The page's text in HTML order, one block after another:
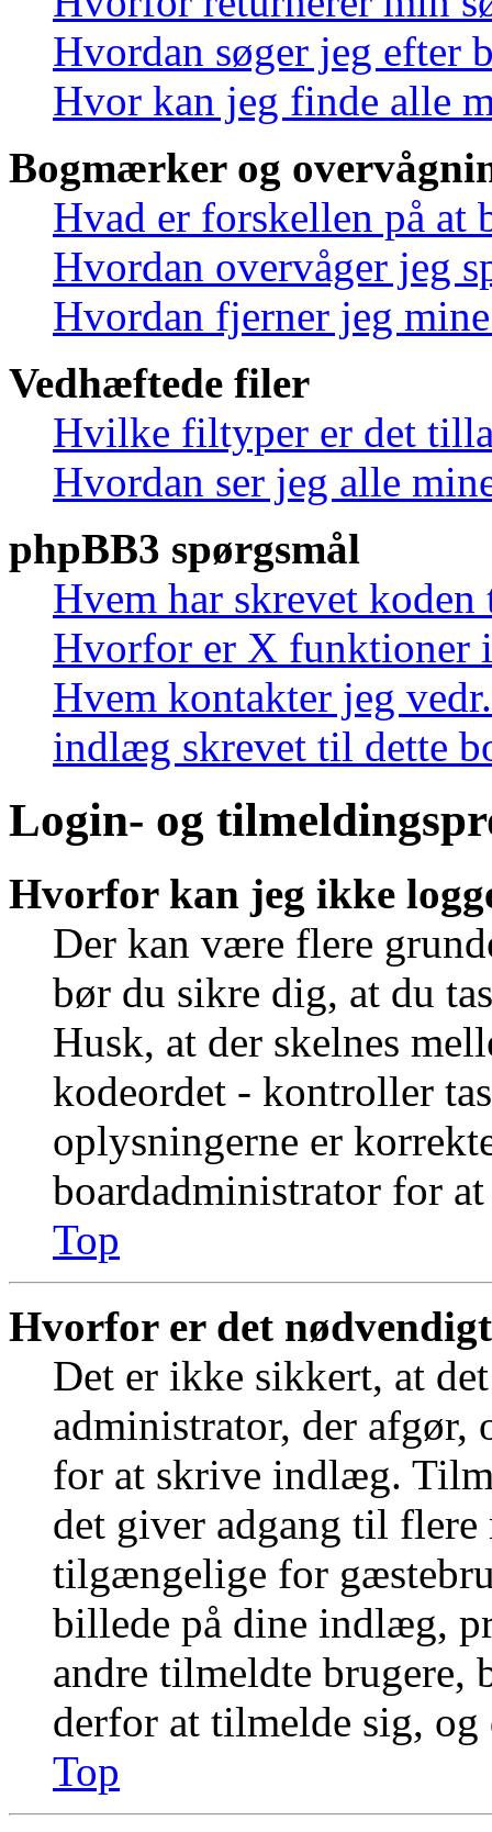
Hvordan søger jeg efter
Hvor kan jeg finde alle
Bogmærker og
Hvad er forskellen på at
Hvordan overvåger jeg
Hvordan fjerner jeg
Vedhæftede filer
Hvilke filtyper er det
Hvordan ser jeg alle
phpBB3 spørgsmål
Hvem har skrevet koden
Hvorfor er X funktioner
Hvem kontakter jeg
indlæg skrevet til dette
Login- og
Hvorfor kan jeg ikke
Der kan være flere
bør du sikre dig, at du
Husk, at der skelnes
kodeordet - kontroller
oplysningerne er
boardadministrator for
Top
Hvorfor er det
Det er ikke sikkert, at
administrator, der afgør,
for at skrive indlæg.
det giver adgang til
tilgængelige for
billede på dine indlæg,
andre tilmeldte brugere,
derfor at tilmelde sig,
Top